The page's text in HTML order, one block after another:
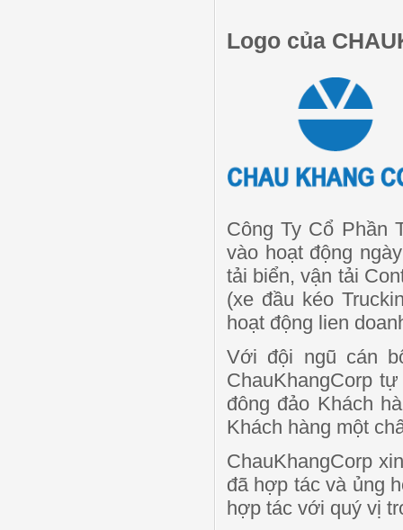
Logo của
Công Ty Cổ Phần
vào hoạt động
tải biển, vận tải
(xe đầu kéo
hoạt động lien
Với đội ngũ cán
ChauKhangCorp
đông đảo Khách
Khách hàng một
ChauKhangCorp
đã hợp tác và ủng
hợp tác với quý vị